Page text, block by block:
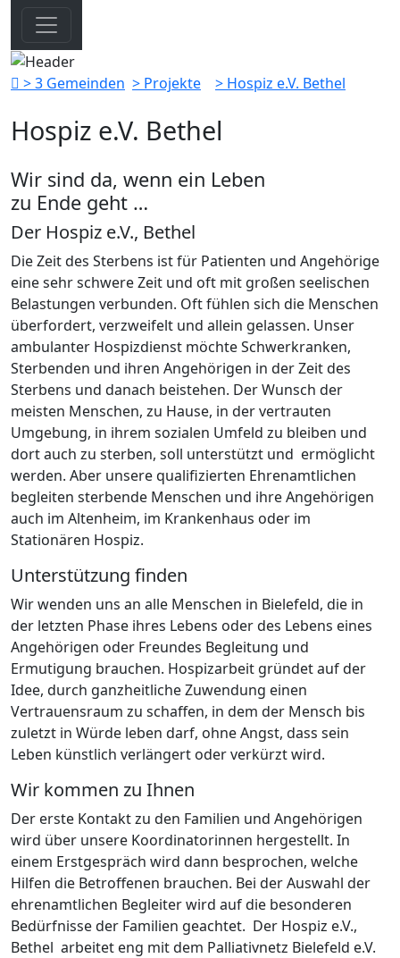
> 3 Gemeinden > Projekte > Hospiz e.V. Bethel
Hospiz e.V. Bethel
Wir sind da, wenn ein Leben
zu Ende geht …
Der Hospiz e.V., Bethel
Die Zeit des Sterbens ist für Patienten und Angehörige
eine sehr schwere Zeit und oft mit großen seelischen
Belastungen verbunden. Oft fühlen sich die Menschen
überfordert, verzweifelt und allein gelassen. Unser
ambulanter Hospizdienst möchte Schwerkranken,
Sterbenden und ihren Angehörigen in der Zeit des
Sterbens und danach beistehen. Der Wunsch der
meisten Menschen, zu Hause, in der vertrauten
Umgebung, in ihrem sozialen Umfeld zu bleiben und
dort auch zu sterben, soll unterstützt und ermöglicht
werden. Aber unsere qualifizierten Ehrenamtlichen
begleiten sterbende Menschen und ihre Angehörigen
auch im Altenheim, im Krankenhaus oder im
Stationären Hospiz.
Unterstützung finden
Wir wenden uns an alle Menschen in Bielefeld, die in
der letzten Phase ihres Lebens oder des Lebens eines
Angehörigen oder Freundes Begleitung und
Ermutigung brauchen. Hospizarbeit gründet auf der
Idee, durch ganzheitliche Zuwendung einen
Vertrauensraum zu schaffen, in dem der Mensch bis
zuletzt in Würde leben darf, ohne Angst, dass sein
Leben künstlich verlängert oder verkürzt wird.
Wir kommen zu Ihnen
Der erste Kontakt zu den Familien und Angehörigen
wird über unsere Koordinatorinnen hergestellt. In
einem Erstgespräch wird dann besprochen, welche
Hilfen die Betroffenen brauchen. Bei der Auswahl der
ehrenamtlichen Begleiter wird auf die besonderen
Bedürfnisse der Familien geachtet. Der Hospiz e.V.,
Bethel arbeitet eng mit dem Palliativnetz Bielefeld e.V.